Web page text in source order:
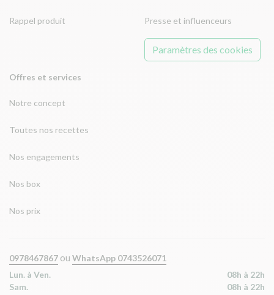
Rappel produit
Offres et services
Notre concept
Toutes nos recettes
Nos engagements
Nos box
Nos prix
Presse et influenceurs
Paramètres des cookies
0978467867 ou WhatsApp 0743526071
Lun. à Ven.
08h à 22h
Sam.
08h à 22h